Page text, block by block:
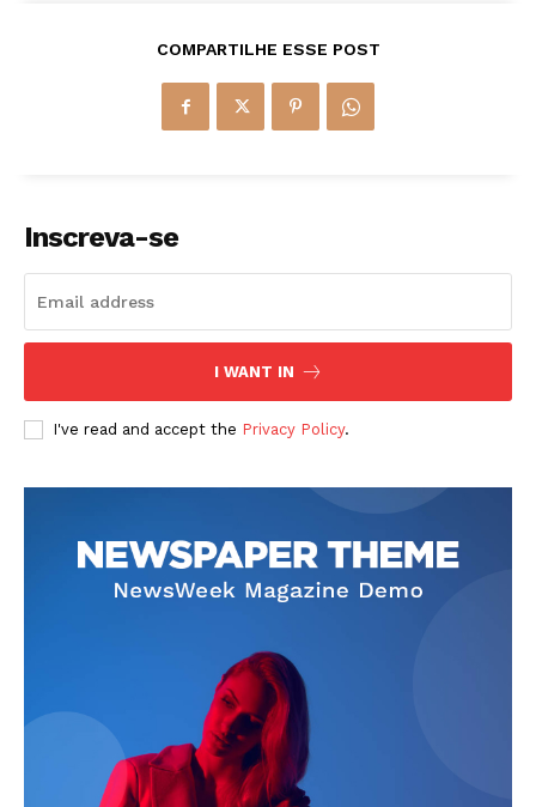
COMPARTILHE ESSE POST
Inscreva-se
I WANT IN
I've read and accept the Privacy Policy.